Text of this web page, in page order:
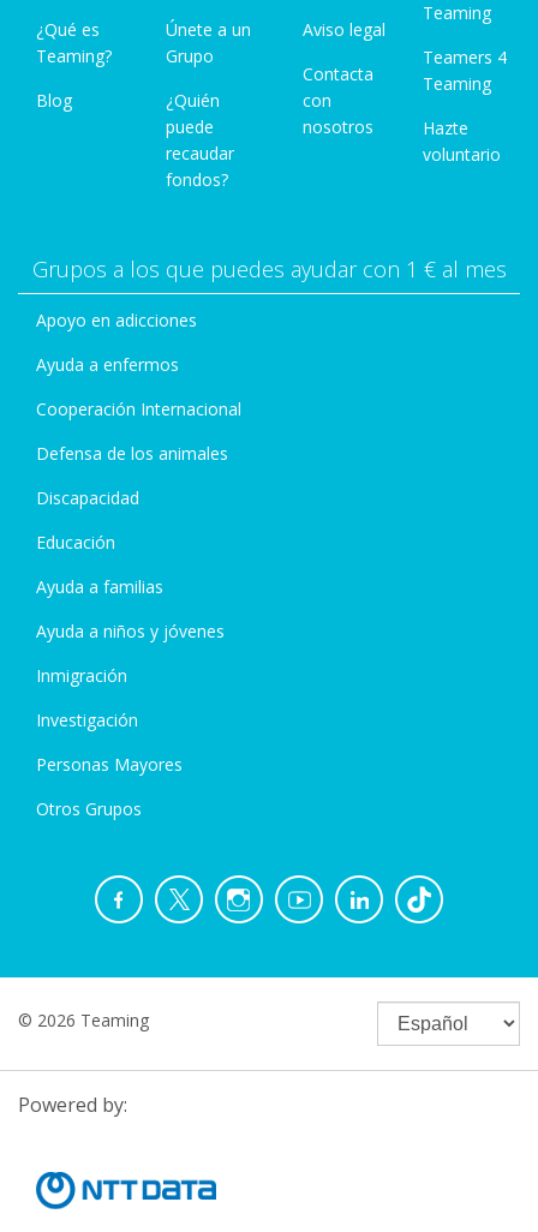
¿Qué es
Teaming?
Blog
Únete a un
Grupo
¿Quién
puede
recaudar
fondos?
Aviso legal
Contacta
con
nosotros
Teaming
Teamers 4
Teaming
Hazte
voluntario
Grupos a los que puedes ayudar con 1 € al mes
Apoyo en adicciones
Ayuda a enfermos
Cooperación Internacional
Defensa de los animales
Discapacidad
Educación
Ayuda a familias
Ayuda a niños y jóvenes
Inmigración
Investigación
Personas Mayores
Otros Grupos
© 2026 Teaming
Powered by: